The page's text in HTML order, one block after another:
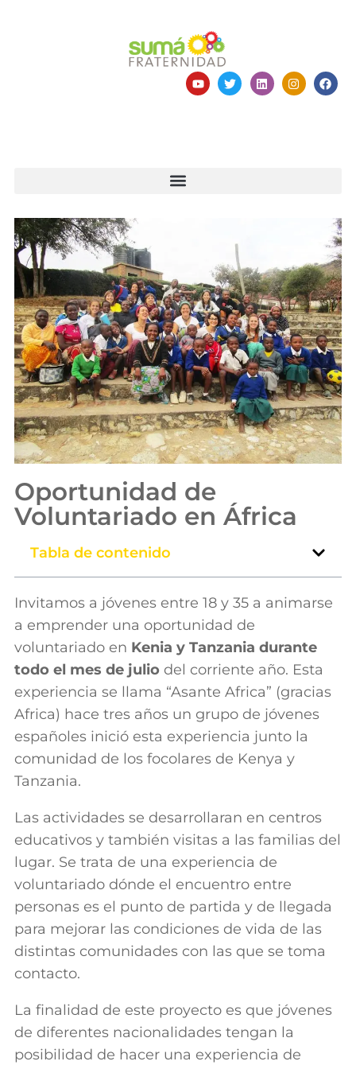
Oportunidad de
Voluntariado en África
Tabla de contenido
Invitamos a jóvenes entre 18 y 35 a animarse
a emprender una oportunidad de
voluntariado en Kenia y Tanzania durante
todo el mes de julio del corriente año. Esta
experiencia se llama “Asante Africa” (gracias
Africa) hace tres años un grupo de jóvenes
españoles inició esta experiencia junto la
comunidad de los focolares de Kenya y
Tanzania.
Las actividades se desarrollaran en centros
educativos y también visitas a las familias del
lugar. Se trata de una experiencia de
voluntariado dónde el encuentro entre
personas es el punto de partida y de llegada
para mejorar las condiciones de vida de las
distintas comunidades con las que se toma
contacto.
La finalidad de este proyecto es que jóvenes
de diferentes nacionalidades tengan la
posibilidad de hacer una experiencia de